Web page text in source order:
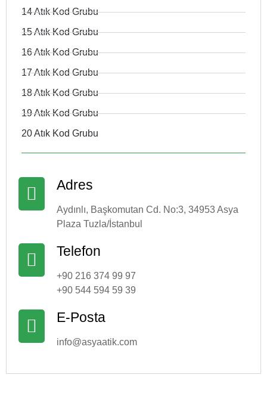
14 Atık Kod Grubu
15 Atık Kod Grubu
16 Atık Kod Grubu
17 Atık Kod Grubu
18 Atık Kod Grubu
19 Atık Kod Grubu
20 Atık Kod Grubu
Adres
Aydınlı, Başkomutan Cd. No:3, 34953 Asya
Plaza Tuzla/İstanbul
Telefon
+90 216 374 99 97
+90 544 594 59 39
E-Posta
info@asyaatik.com